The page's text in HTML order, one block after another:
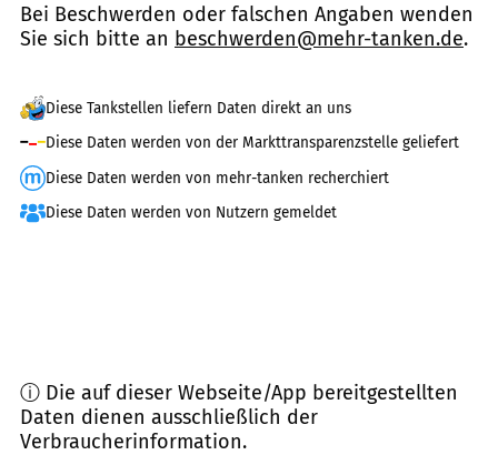
Bei Beschwerden oder falschen Angaben wenden
Sie sich bitte an beschwerden@mehr-tanken.de.
Diese Tankstellen liefern Daten direkt an uns
Diese Daten werden von der Markttransparenzstelle geliefert
Diese Daten werden von mehr-tanken recherchiert
Diese Daten werden von Nutzern gemeldet
ⓘ Die auf dieser Webseite/App bereitgestellten
Daten dienen ausschließlich der
Verbraucherinformation.